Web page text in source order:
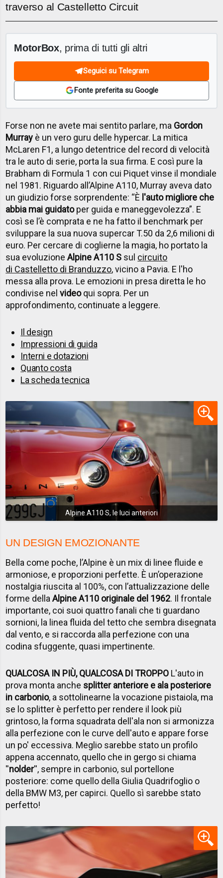
traverso al Castelletto Circuit
MotorBox, prima di tutti gli altri
Seguici su Telegram
Fonte preferita su Google
Forse non ne avete mai sentito parlare, ma Gordon
Murray è un vero guru delle hypercar. La mitica
McLaren F1, a lungo detentrice del record di velocità
tra le auto di serie, porta la sua firma. E così pure la
Brabham di Formula 1 con cui Piquet vinse il mondiale
nel 1981. Riguardo all’Alpine A110, Murray aveva dato
un giudizio forse sorprendente: “È l'auto migliore che
abbia mai guidatoper guida e maneggevolezza”. E
così se l’è comprata e ne ha fatto il benchmark per
sviluppare la sua nuova supercar T.50 da 2,6 milioni di
euro. Per cercare di coglierne la magia, ho portato la
sua evoluzioneAlpine A110 S sul circuito
di Castelletto di Branduzzo, vicino a Pavia. E l'ho
messa alla prova. Le emozioni in presa diretta le ho
condivise nelvideoqui sopra. Per un
approfondimento, continuate a leggere.
Il design
Impressioni di guida
Interni e dotazioni
Quanto costa
La scheda tecnica
Alpine A110 S, le luci anteriori
UN DESIGN EMOZIONANTE
Bella come poche, l’Alpine è un mix di linee fluide e
armoniose, e proporzioni perfette. È un’operazione
nostalgia riuscita al 100%, con l’attualizzazione delle
forme dellaAlpine A110 originale del 1962. Il frontale
importante, coi suoi quattro fanali che ti guardano
sornioni, la linea fluida del tetto che sembra disegnata
dal vento, e si raccorda alla perfezione con una
codina sfuggente, quasi impertinente.
QUALCOSA IN PIÙ, QUALCOSA DI TROPPO L'auto in
prova monta anche splitter anteriore e ala posteriore
in carbonio, a sottolinearne la vocazione pistaiola, ma
se lo splitter è perfetto per rendere il look più
grintoso, la forma squadrata dell'ala non si armonizza
alla perfezione con le curve dell'auto e appare forse
un po' eccessiva. Meglio sarebbe stato un profilo
appena accennato, quello che in gergo si chiama
''nolder'', sempre in carbonio, sul portellone
posteriore: come quello della Giulia Quadrifoglio o
della BMW M3, per capirci. Quello sì sarebbe stato
perfetto!